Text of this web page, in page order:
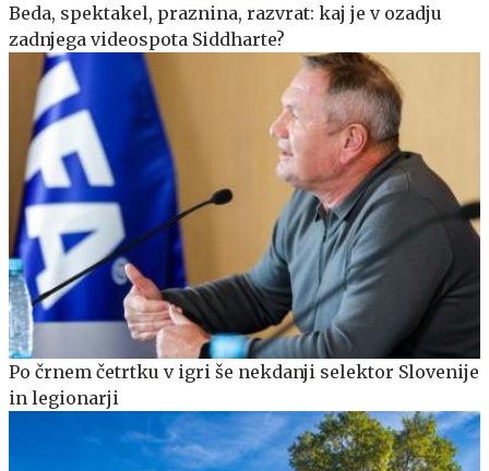
Beda, spektakel, praznina, razvrat: kaj je v ozadju
zadnjega videospota Siddharte?
Po črnem četrtku v igri še nekdanji selektor Slovenije
in legionarji